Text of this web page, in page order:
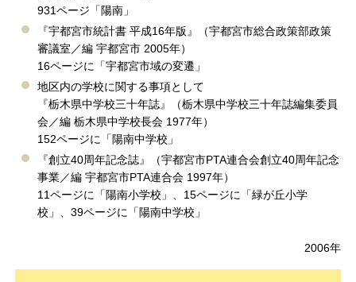
931ページ「陽南」
『宇都宮市統計書 平成16年版』（宇都宮市総合政策部政策
審議室／編 宇都宮市 2005年）
16ページに「宇都宮市域の変遷」
地区内の学校に関する事項として
『栃木県中学校三十年誌』（栃木県中学校三十年誌編集委員
会／編 栃木県中学校長会 1977年）
152ページに「陽南中学校」
『創立40周年記念誌』（宇都宮市PTA連合会創立40周年記念
事業／編 宇都宮市PTA連合会 1997年）
11ページに「陽南小学校」、15ページに「緑が丘小学
校」、39ページに「陽南中学校」
2006年